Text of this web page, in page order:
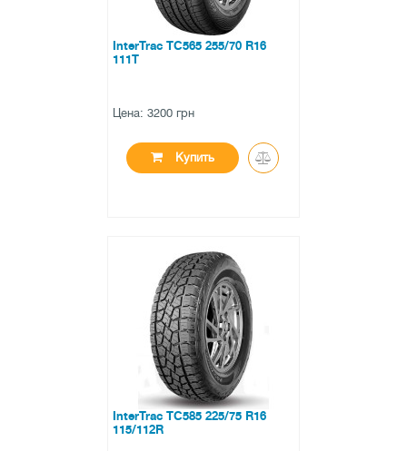
InterTrac TC565 255/70 R16
111T
Цена: 3200 грн
Купить
нет в наличии
0 отзывов
InterTrac TC585 225/75 R16
115/112R